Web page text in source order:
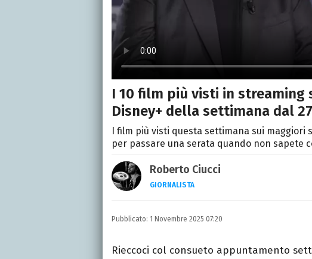
I 10 film più visti in streaming
Disney+ della settimana dal
I film più visti questa settimana sui maggiori
per passare una serata quando non sapete
Roberto Ciucci
GIORNALISTA
INSTAGRAM
FACEBOOK
Appassionato di sport, avido
tutto ciò che è stato girato da
tempo libero.
Pubblicato: 1 Novembre 2025 07:20
Rieccoci col consueto appuntamento